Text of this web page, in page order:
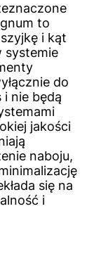
to
i kąt
systemie
do
i nie będą
jakości
naboju,
się na
i